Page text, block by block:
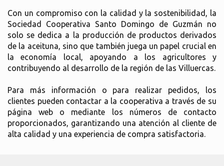
Con un compromiso con la calidad y la sostenibilidad, la
Sociedad Cooperativa Santo Domingo de Guzmán no
solo se dedica a la producción de productos derivados
de la aceituna, sino que también juega un papel crucial en
la economía local, apoyando a los agricultores y
contribuyendo al desarrollo de la región de las Villuercas.
Para más información o para realizar pedidos, los
clientes pueden contactar a la cooperativa a través de su
página web o mediante los números de contacto
proporcionados, garantizando una atención al cliente de
alta calidad y una experiencia de compra satisfactoria.